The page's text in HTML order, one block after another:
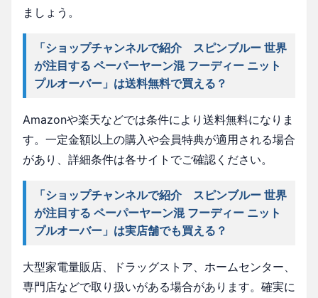
ましょう。
「ショップチャンネルで紹介 スピンブルー 世界
が注目する ペーパーヤーン混 フーディー ニット
プルオーバー」は送料無料で買える？
Amazonや楽天などでは条件により送料無料になりま
す。一定金額以上の購入や会員特典が適用される場合
があり、詳細条件は各サイトでご確認ください。
「ショップチャンネルで紹介 スピンブルー 世界
が注目する ペーパーヤーン混 フーディー ニット
プルオーバー」は実店舗でも買える？
大型家電量販店、ドラッグストア、ホームセンター、
専門店などで取り扱いがある場合があります。確実に